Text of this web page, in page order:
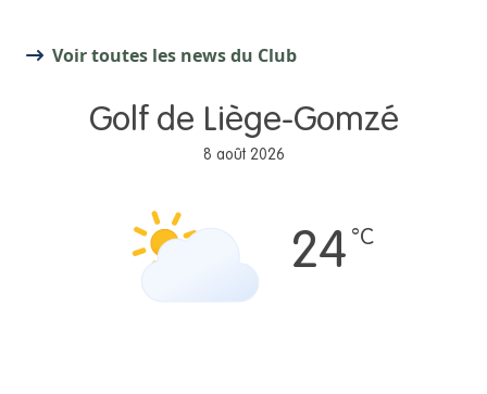
Voir toutes les news du Club
Golf de Liège-Gomzé
8 août 2026
24 °C